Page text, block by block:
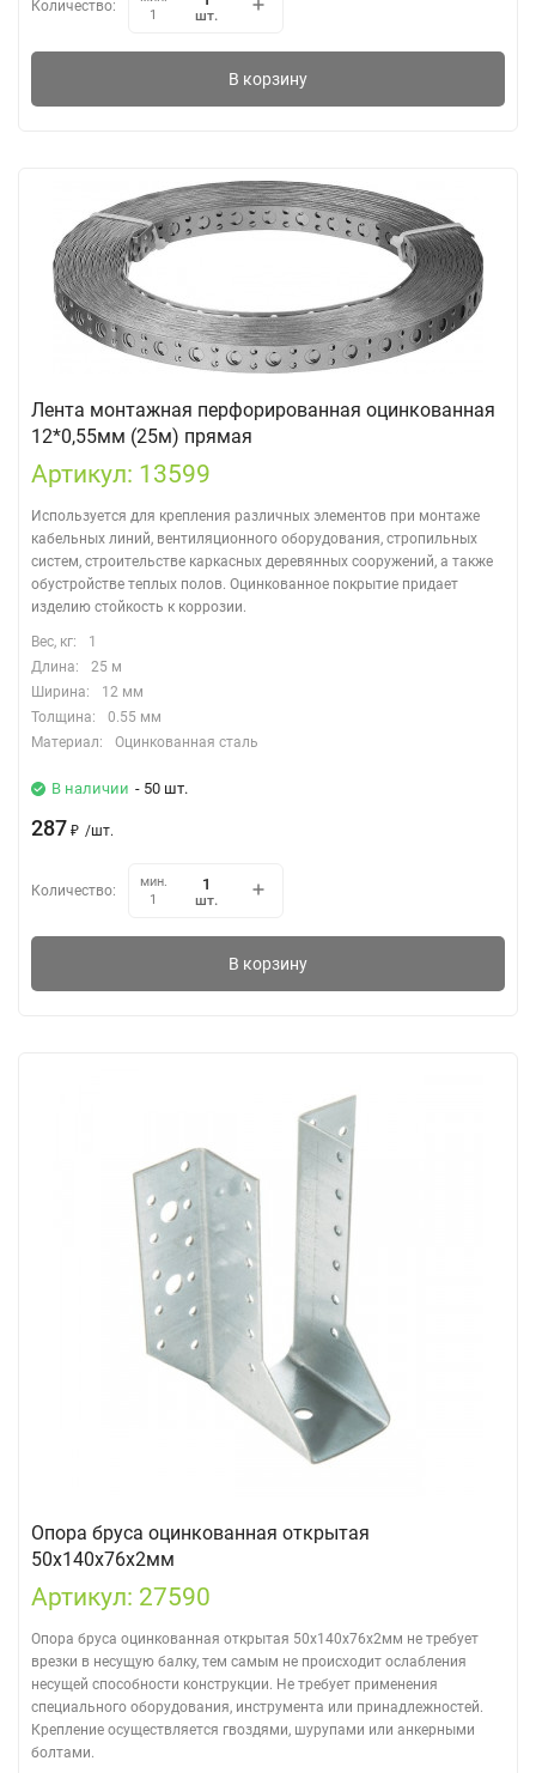
Количество:
1
шт.
В корзину
Лента монтажная перфорированная оцинкованная
12*0,55мм (25м) прямая
Артикул: 13599
Используется для крепления различных элементов при монтаже
кабельных линий, вентиляционного оборудования, стропильных
систем, строительстве каркасных деревянных сооружений, а также
обустройстве теплых полов. Оцинкованное покрытие придает
изделию стойкость к коррозии.
Вес, кг:
1
Длина:
25 м
Ширина:
12 мм
Толщина:
0.55 мм
Материал:
Оцинкованная сталь
В наличии - 50 шт.
287 ₽ /шт.
Количество:
мин.
1
шт.
В корзину
Опора бруса оцинкованная открытая
50х140х76х2мм
Артикул: 27590
Опора бруса оцинкованная открытая 50х140х76х2мм не требует
врезки в несущую балку, тем самым не происходит ослабления
несущей способности конструкции. Не требует применения
специального оборудования, инструмента или принадлежностей.
Крепление осуществляется гвоздями, шурупами или анкерными
болтами.